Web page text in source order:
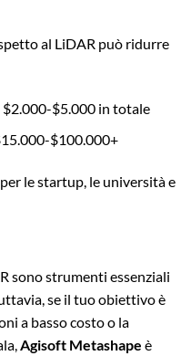
al LiDAR può ridurre
$2.000-$5.000 in totale
$100.000+
le startup, le università e
sono strumenti essenziali
se il tuo obiettivo è
a basso costo o la
Agisoft Metashape è